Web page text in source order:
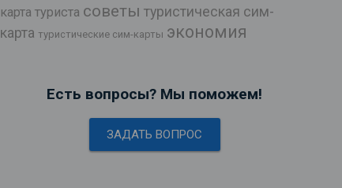
карта туриста советы туристическая сим-
карта туристические сим-карты экономия
Есть вопросы? Мы поможем!
ЗАДАТЬ ВОПРОС